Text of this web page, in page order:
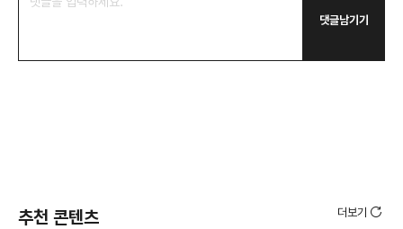
댓글남기기
추천 콘텐츠 더보기